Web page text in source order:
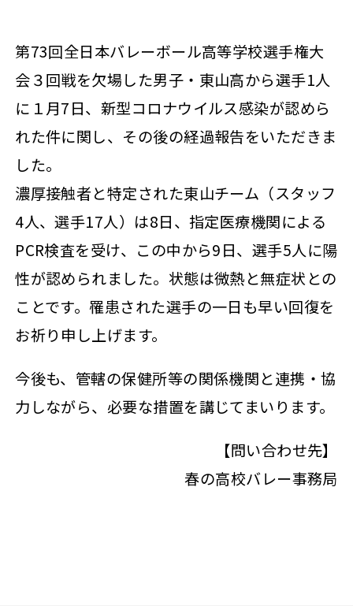
第73回全日本バレーボール高等学校選手権大
会３回戦を欠場した男子・東山高から選手1人
に１月7日、新型コロナウイルス感染が認めら
れた件に関し、その後の経過報告をいただきま
した。
濃厚接触者と特定された東山チーム（スタッフ
4人、選手17人）は8日、指定医療機関による
PCR検査を受け、この中から9日、選手5人に陽
性が認められました。状態は微熱と無症状との
ことです。罹患された選手の一日も早い回復を
お祈り申し上げます。
今後も、管轄の保健所等の関係機関と連携・協
力しながら、必要な措置を講じてまいります。
【問い合わせ先】
春の高校バレー事務局